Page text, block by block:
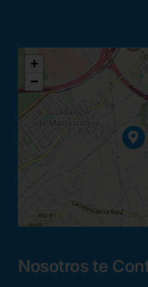
+
−
Nosotros te